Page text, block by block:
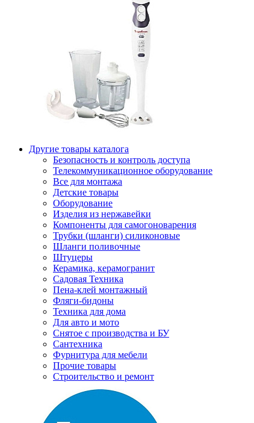
Другие товары каталога
Безопасность и контроль доступа
Телекоммуникационное оборудование
Все для монтажа
Детские товары
Оборудование
Изделия из нержавейки
Компоненты для самогоноварения
Трубки (шланги) силиконовые
Шланги поливочные
Штуцеры
Керамика, керамогранит
Садовая Техника
Пена-клей монтажный
Фляги-бидоны
Техника для дома
Для авто и мото
Снятое с производства и БУ
Сантехника
Фурнитура для мебели
Прочие товары
Строительство и ремонт